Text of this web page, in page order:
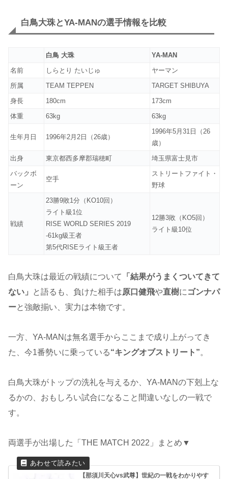
白鳥大珠とYA-MANの選手情報を比較
白鳥 大珠
YA-MAN
名前
しらとり たいじゅ
ヤーマン
所属
TEAM TEPPEN
TARGET SHIBUYA
身長
180cm
173cm
体重
63kg 63kg
生年月日 1996年2月2日（26歳）
1996年5月31日（26
歳）
出身
東京都西多摩郡瑞穂町
埼玉県富士見市
バックボ
ーン
空手
ストリートファイト・
野球
戦績
23勝9敗1分（KO10回）
ライト級1位
RISE WORLD SERIES 2019
-61kg級王者
第5代RISEライト級王者
12勝3敗（KO5回）
ライト級10位
白鳥大珠は最近の戦績について
「結果がうまくついてきて
ない」
と語るも、負けた相手は 原口健飛や直樹に ゴンナパ
と強敵揃い、実力は本物です。
一方、YA-MANは無名選手からここまで成り上がってき
た、今1番勢いに乗っている “キングオブストリート”
白鳥大珠がトップの洗礼を与えるか、YA-MANの下剋上な
るかの、おもしろい試合になること間違いなしの一戦で
す。
両選手が出場した「THE MATCH 2022」まとめ▼
【那須川天心vs武尊】世紀の一戦をわかりやす